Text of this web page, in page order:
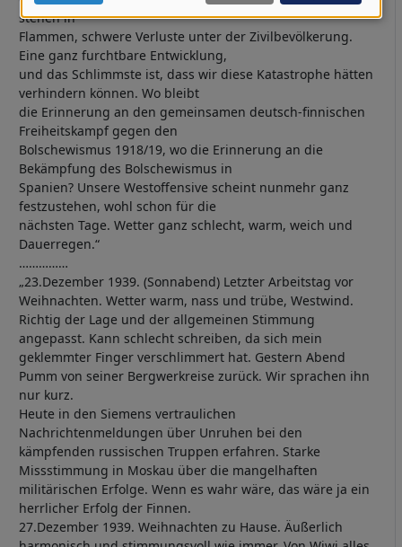
stehen in
Flammen, schwere Verluste unter der Zivilbevölkerung.
Eine ganz furchtbare Entwicklung,
und das Schlimmste ist, dass wir diese Katastrophe hätten
verhindern können. Wo bleibt
die Erinnerung an den gemeinsamen deutsch-finnischen
Freiheitskampf gegen den
Bolschewismus 1918/19, wo die Erinnerung an die
Bekämpfung des Bolschewismus in
Spanien? Unsere Westoffensive scheint nunmehr ganz
festzustehen, wohl schon für die
nächsten Tage. Wetter ganz schlecht, warm, weich und
Dauerregen.“
……………
„23.Dezember 1939. (Sonnabend) Letzter Arbeitstag vor
Weihnachten. Wetter warm, nass und trübe, Westwind.
Richtig der Lage und der allgemeinen Stimmung
angepasst. Kann schlecht schreiben, da sich mein
geklemmter Finger verschlimmert hat. Gestern Abend
Pumm von seiner Bergwerkreise zurück. Wir sprachen ihn
nur kurz.
Heute in den Siemens vertraulichen
Nachrichtenmeldungen über Unruhen bei den
kämpfenden russischen Truppen erfahren. Starke
Missstimmung in Moskau über die mangelhaften
militärischen Erfolge. Wenn es wahr wäre, das wäre ja ein
herrlicher Erfolg der Finnen.
27.Dezember 1939. Weihnachten zu Hause. Äußerlich
Daten
und
Cookies